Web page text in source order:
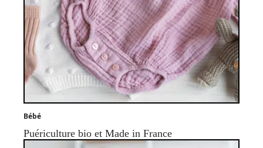
Bébé
Puériculture bio et Made in France